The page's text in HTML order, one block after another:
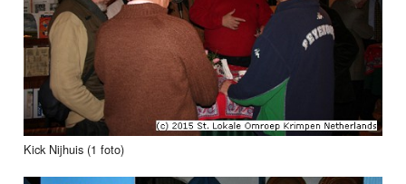
Kick Nijhuis (1 foto)